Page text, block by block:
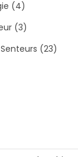
(4)
(3)
(23)